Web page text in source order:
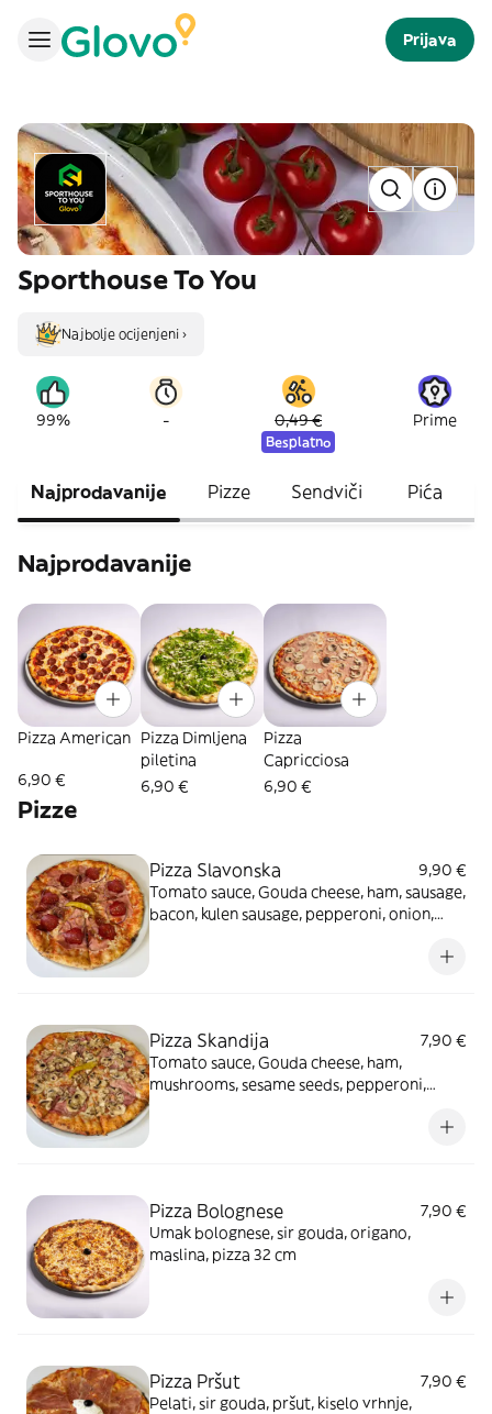
Prijava
Sporthouse To You
Najbolje ocijenjeni ›
99% - 0,49 €
Besplatno
Prime
Najprodavanije Pizze Sendviči Pića
Najprodavanije
Pizza American
6,90 €
Pizza Dimljena
piletina
6,90 €
Pizza
Capricciosa
6,90 €
Pizze
Pizza Slavonska
9,90 €
Tomato sauce, Gouda cheese, ham, sausage,
bacon, kulen sausage, pepperoni, onion,
Pizza Skandija
7,90 €
Tomato sauce, Gouda cheese, ham,
mushrooms, sesame seeds, pepperoni,
Pizza Bolognese
7,90 €
Umak bolognese, sir gouda, origano,
maslina, pizza 32 cm
Pizza Pršut
7,90 €
Pelati, sir gouda, pršut, kiselo vrhnje,